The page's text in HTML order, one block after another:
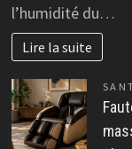
l’humidité du…
Lire la suite